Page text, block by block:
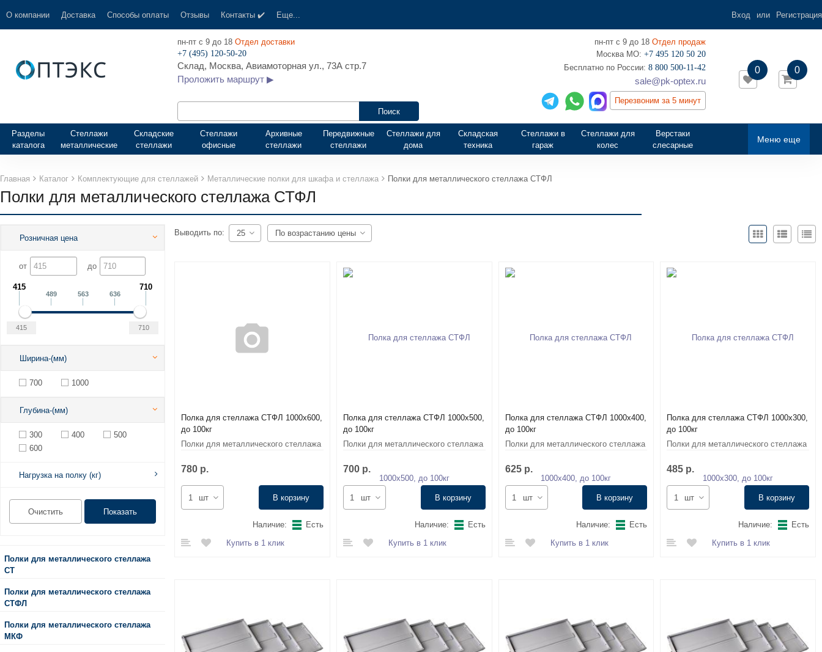
О компании Доставка Способы оплаты Отзывы Контакты ✔️ Еще... Вход или Регистрация
пн-пт с 9 до 18 Отдел доставки
+7 (495) 120-50-20
Склад, Москва, Авиамоторная ул., 73А стр.7
Проложить маршрут ▶
пн-пт с 9 до 18 Отдел продаж
Москва МО: +7 495 120 50 20
‎Бесплатно по России: 8 800 500-11-42
sale@pk-optex.ru
Перезвоним за 5 минут
0
0
Меню еще
Разделы
каталога
Стеллажи
металлические
Складские
стеллажи
Стеллажи
офисные
Архивные
стеллажи
Передвижные
стеллажи
Стеллажи для
дома
Складская
техника
Стеллажи в
гараж
Стеллажи для
колес
Верстаки
слесарные
Главная Каталог Комплектующие для стеллажей Металлические полки для шкафа и стеллажа Полки для металлического стеллажа СТФЛ
Полки для металлического стеллажа СТФЛ
Розничная цена
от до
415
489 563 636
710
Ширина-(мм)
700 1000
Глубина-(мм)
300 400
500
600
Нагрузка на полку (кг)
Полки для металлического стеллажа
СТ
Полки для металлического стеллажа
СТФЛ
Полки для металлического стеллажа
МКФ
Выводить по: 25 По возрастанию цены
Полка для стеллажа СТФЛ 1000х600,
до 100кг
Полки для металлического стеллажа
780 р.
шт В корзину
Наличие:
Есть
Купить в 1 клик
Полка для стеллажа СТФЛ 1000х500,
до 100кг
Полки для металлического стеллажа
700 р.
шт В корзину
Наличие:
Есть
Купить в 1 клик
Полка для стеллажа СТФЛ 1000х400,
до 100кг
Полки для металлического стеллажа
625 р.
шт В корзину
Наличие:
Есть
Купить в 1 клик
Полка для стеллажа СТФЛ 1000х300,
до 100кг
Полки для металлического стеллажа
485 р.
шт В корзину
Наличие:
Есть
Купить в 1 клик